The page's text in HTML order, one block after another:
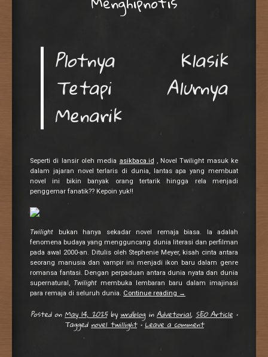
Plotnya Klasik
Tetapi Alurnya
Menarik
Seperti di lansir oleh media asikbaca.id , Novel Twilight masuk ke
dalam jajaran novel terlaris di dunia, lantas apa yang membuat
novel ini bikin banyak orang tertarik hingga rela menjadi
penggemar fanatik?? Kepoin yuk!!
Twilight bukan hanya sekadar novel remaja biasa. Ia adalah
fenomena budaya yang mengguncang dunia literasi dan perfilman
pada awal 2000-an. Ditulis oleh Stephenie Meyer, kisah cinta antara
seorang manusia dan vampir ini menjadi ikon baru dalam genre
romansa fantasi. Dengan perpaduan antara dunia nyata dan dunia
supernatural, Twilight membuka lembaran baru dalam imajinasi
para remaja di seluruh dunia. Continue reading →
Posted onMay 14, 2025by wrdblog inAdvetorial, SEO Article •
Tagged novel twillight •Leave a comment